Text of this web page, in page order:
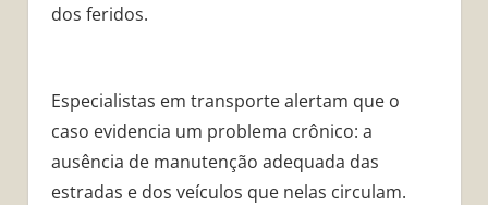
dos feridos.
Especialistas em transporte alertam que o
caso evidencia um problema crônico: a
ausência de manutenção adequada das
estradas e dos veículos que nelas circulam.